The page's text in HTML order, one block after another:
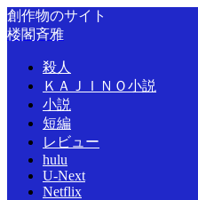
創作物のサイト
楼閣斉雅
殺人
ＫＡＪＩＮＯ小説
小説
短編
レビュー
hulu
U-Next
Netflix